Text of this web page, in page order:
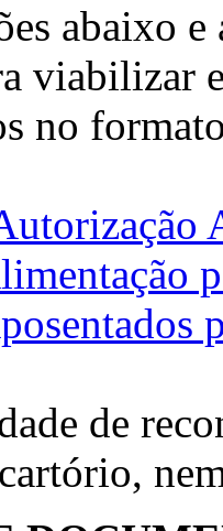
abaixo e
viabilizar
no
de